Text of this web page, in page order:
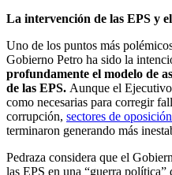
La intervención de las EPS y
Uno de los puntos más
Gobierno Petro ha sido la
profundamente el modelo de
de las EPS. Aunque el
como necesarias para corregir
corrupción, sectores de oposición
terminaron generando más
Pedraza considera que el
las EPS en una “guerra